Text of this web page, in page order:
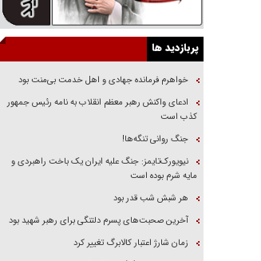
پربازدید ها
خواهرم فرمانده جهادی و اهل خدمت بی‌منت بود
ادعای واکنش رهبر معظم انقلاب به نامه رئیس جمهور
کذب است
جنگ روانی تنگه‌ها!
نیویورک‌تایمز: جنگ علیه ایران یک باخت راهبردی و
مایه شرم بوده است
هر شبش شب قدر بود
آخرین صحبت‌های پسرم دلتنگی برای رهبر شهید بود
زمان شارژ اعتبار کالابرگ تغییر کرد